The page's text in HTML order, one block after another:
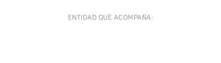
ENTIDAD QUE ACOMPAÑA: